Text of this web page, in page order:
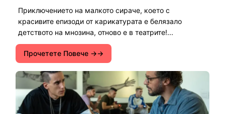
Приключението на малкото сираче, което с
красивите епизоди от карикатурата е белязало
детството на мнозина, отново е в театрите!...
Прочетете Повече →